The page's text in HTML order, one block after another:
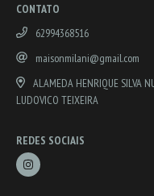
CONTATO
62994368516
maisonmilani@gmail.com
ALAMEDA HENRIQUE SILVA
LUDOVICO TEIXEIRA
REDES SOCIAIS